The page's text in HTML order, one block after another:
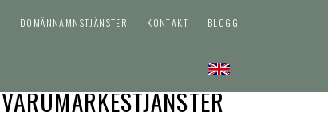
DOMÄNNAMNSTJÄNSTER KONTAKT BLOGG
VARUMÄRKESTJÄNSTER